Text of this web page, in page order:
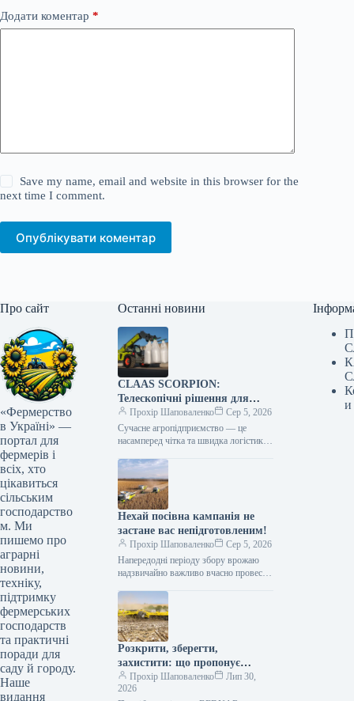
Додати коментар *
Save my name, email and website in this browser for the
next time I comment.
Опублікувати коментар
Про сайт
«Фермерство
в Україні» —
портал для
фермерів і
всіх, хто
цікавиться
сільським
господарство
м. Ми
пишемо про
аграрні
новини,
техніку,
підтримку
фермерських
господарств
та практичні
поради для
саду й городу.
Наше
видання
Останні новини
CLAAS SCORPION:
Телескопічні рішення для
ефективного агрологістичного
менеджменту
Прохір Шаповаленко
Сер 5, 2026
Сучасне агропідприємство — це
насамперед чітка та швидка логістика.
тисяч тонн зерна, робота з
біогазовими…
Нехай посівна кампанія не
застане вас непідготовленим!
Прохір Шаповаленко
Сер 5, 2026
Напередодні періоду збору врожаю
надзвичайно важливо вчасно провести
виконати всі процедури планового
технічного
обслуговування.Оптимальним
вибором є…
Розкрити, зберегти,
захистити: що пропонує
обробка рослинних залишків
котками BEDNAR TILLCUT
Прохір Шаповаленко
Лип 30,
2026
и